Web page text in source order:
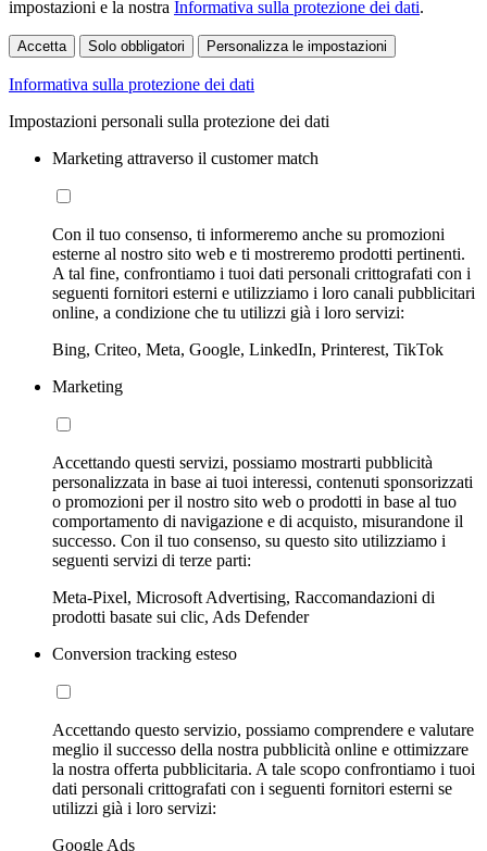
impostazioni e la nostra Informativa sulla protezione dei dati.
Accetta Solo obbligatori Personalizza le impostazioni
Informativa sulla protezione dei dati
Impostazioni personali sulla protezione dei dati
Marketing attraverso il customer match
Con il tuo consenso, ti informeremo anche su promozioni
esterne al nostro sito web e ti mostreremo prodotti pertinenti.
A tal fine, confrontiamo i tuoi dati personali crittografati con i
seguenti fornitori esterni e utilizziamo i loro canali pubblicitari
online, a condizione che tu utilizzi già i loro servizi:
Bing, Criteo, Meta, Google, LinkedIn, Printerest, TikTok
Marketing
Accettando questi servizi, possiamo mostrarti pubblicità
personalizzata in base ai tuoi interessi, contenuti sponsorizzati
o promozioni per il nostro sito web o prodotti in base al tuo
comportamento di navigazione e di acquisto, misurandone il
successo. Con il tuo consenso, su questo sito utilizziamo i
seguenti servizi di terze parti:
Meta-Pixel, Microsoft Advertising, Raccomandazioni di
prodotti basate sui clic, Ads Defender
Conversion tracking esteso
Accettando questo servizio, possiamo comprendere e valutare
meglio il successo della nostra pubblicità online e ottimizzare
la nostra offerta pubblicitaria. A tale scopo confrontiamo i tuoi
dati personali crittografati con i seguenti fornitori esterni se
utilizzi già i loro servizi:
Google Ads